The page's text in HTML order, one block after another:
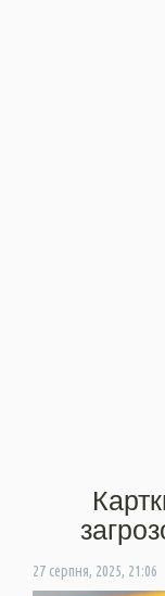
27 серпня, 2025, 21:06